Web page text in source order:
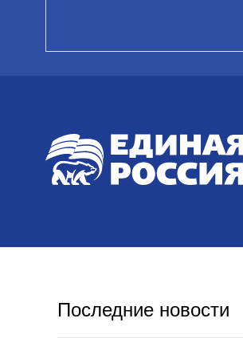
Последние новости